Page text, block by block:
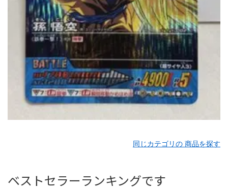
同じカテゴリの 商品を探す
ベストセラーランキングです